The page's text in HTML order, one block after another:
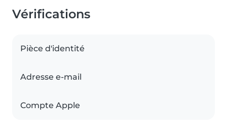
Vérifications
Pièce d'identité
Adresse e-mail
Compte Apple